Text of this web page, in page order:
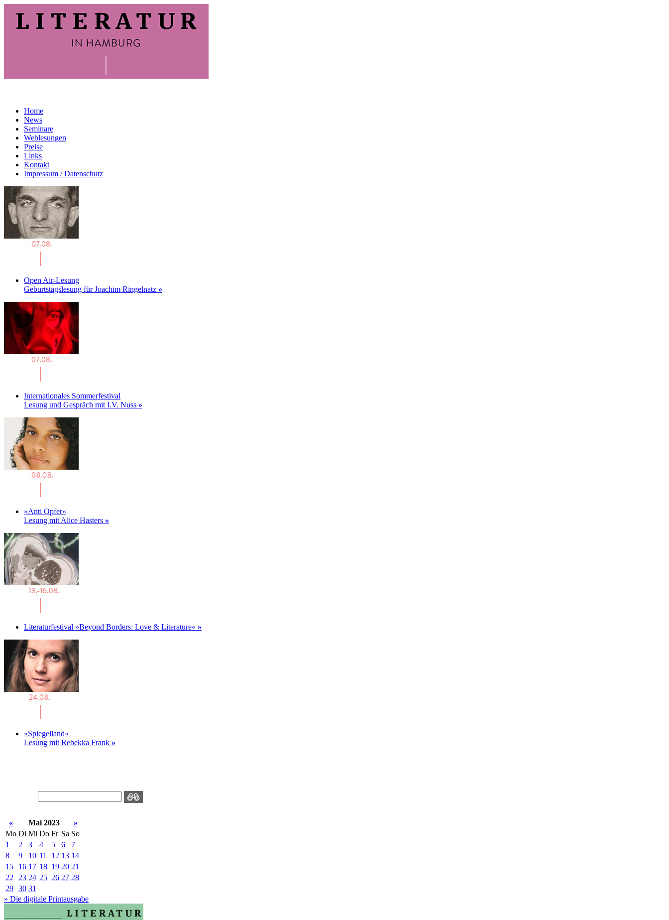
Home
News
Seminare
Weblesungen
Preise
Links
Kontakt
Impressum / Datenschutz
Open Air-Lesung
Geburtstagslesung für Joachim Ringelnatz »
Internationales Sommerfestival
Lesung und Gespräch mit I.V. Nuss »
»Anti Opfer«
Lesung mit Alice Hasters »
Literaturfestival »Beyond Borders: Love & Literature« »
»Spiegelland«
Lesung mit Rebekka Frank »
« Mai 2023
»
Mo Di Mi Do Fr Sa So
1
2 3 4 5 6
7
8
9 10 11 12 13 14
15
16 17 18 19 20 21
22
23 24 25 26 27 28
29 30 31
» Die digitale Printausgabe